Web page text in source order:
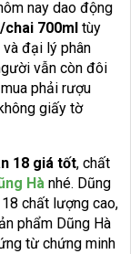
nay dao động
700ml tùy
đại lý phân
vẫn còn đôi
phải rượu
giấy tờ
18 giá tốt, chất
Hà nhé. Dũng
chất lượng cao,
phẩm Dũng Hà
từ chứng minh